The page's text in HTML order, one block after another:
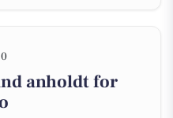
anholdt for